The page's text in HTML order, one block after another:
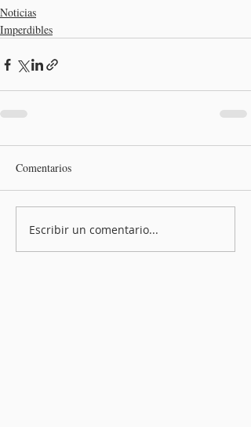
Noticias
Imperdibles
Comentarios
Escribir un comentario...